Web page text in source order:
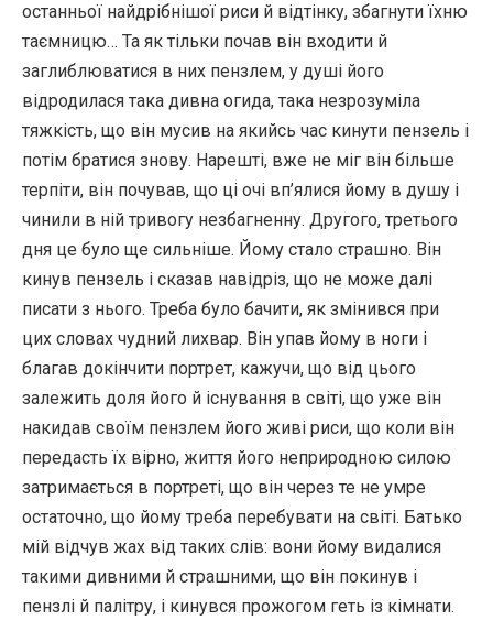
останньої найдрібнішої риси й відтінку, збагнути їхню
таємницю… Та як тільки почав він входити й
заглиблюватися в них пензлем, у душі його
відродилася така дивна огида, така незрозуміла
тяжкість, що він мусив на якийсь час кинути пензель і
потім братися знову. Нарешті, вже не міг він більше
терпіти, він почував, що ці очі вп’ялися йому в душу і
чинили в ній тривогу незбагненну. Другого, третього
дня це було ще сильніше. Йому стало страшно. Він
кинув пензель і сказав навідріз, що не може далі
писати з нього. Треба було бачити, як змінився при
цих словах чудний лихвар. Він упав йому в ноги і
благав докінчити портрет, кажучи, що від цього
залежить доля його й існування в світі, що уже він
накидав своїм пензлем його живі риси, що коли він
передасть їх вірно, життя його неприродною силою
затримається в портреті, що він через те не умре
остаточно, що йому треба перебувати на світі. Батько
мій відчув жах від таких слів: вони йому видалися
такими дивними й страшними, що він покинув і
пензлі й палітру, і кинувся прожогом геть із кімнати.